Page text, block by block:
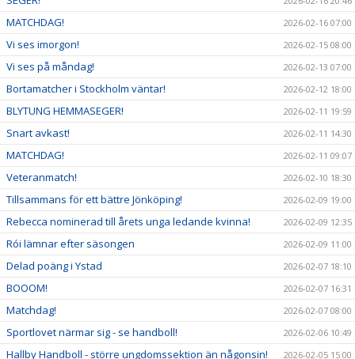
MATCHDAG! 2026-02-16 07:00
Vi ses imorgon! 2026-02-15 08:00
Vi ses på måndag! 2026-02-13 07:00
Bortamatcher i Stockholm väntar! 2026-02-12 18:00
BLYTUNG HEMMASEGER! 2026-02-11 19:59
Snart avkast! 2026-02-11 14:30
MATCHDAG! 2026-02-11 09:07
Veteranmatch! 2026-02-10 18:30
Tillsammans för ett bättre Jönköping! 2026-02-09 19:00
Rebecca nominerad till årets unga ledande kvinna! 2026-02-09 12:35
Rói lämnar efter säsongen 2026-02-09 11:00
Delad poäng i Ystad 2026-02-07 18:10
BOOOM! 2026-02-07 16:31
Matchdag! 2026-02-07 08:00
Sportlovet närmar sig - se handboll! 2026-02-06 10:49
Hallby Handboll - större ungdomssektion än någonsin! 2026-02-05 15:00